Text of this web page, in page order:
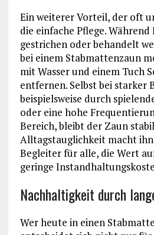
Ein weiterer Vorteil, der oft
die einfache Pflege.
gestrichen oder behandelt
bei einem Stabmattenzaun
mit Wasser und einem Tuch
entfernen. Selbst bei starker
beispielsweise durch
oder eine hohe
Bereich, bleibt der Zaun
Alltagstauglichkeit macht
Begleiter für alle, die Wert
geringe
Nachhaltigkeit durch
Wer heute in einen